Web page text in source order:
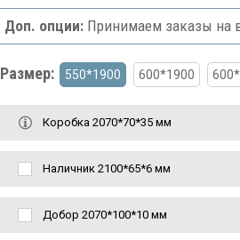
Доп. опции:Принимаем заказы на
Размер: 550*1900 600*1900
Коробка 2070*70*35 мм
Наличник 2100*65*6 мм
Добор 2070*100*10 мм